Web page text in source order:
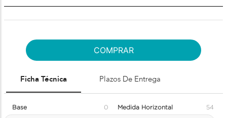
COMPRAR
Ficha Técnica Plazos De Entrega
Base 0 Medida Horizontal 54